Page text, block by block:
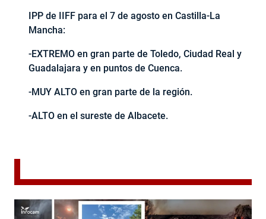
IPP de IIFF para el 7 de agosto en Castilla-La
Mancha:
-EXTREMO en gran parte de Toledo, Ciudad Real y
Guadalajara y en puntos de Cuenca.
-MUY ALTO en gran parte de la región.
-ALTO en el sureste de Albacete.